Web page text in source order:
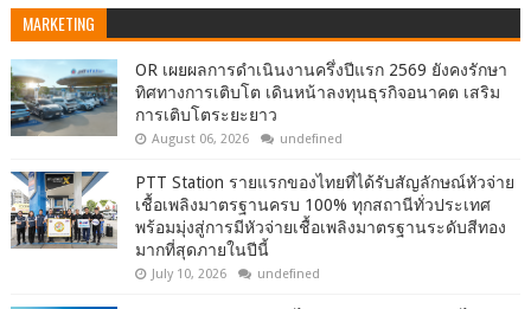
MARKETING
OR เผยผลการดำเนินงานครึ่งปีแรก 2569 ยังคงรักษา
ทิศทางการเติบโต เดินหน้าลงทุนธุรกิจอนาคต เสริม
การเติบโตระยะยาว
August 06, 2026 undefined
PTT Station รายแรกของไทยที่ได้รับสัญลักษณ์หัวจ่าย
เชื้อเพลิงมาตรฐานครบ 100% ทุกสถานีทั่วประเทศ
พร้อมมุ่งสู่การมีหัวจ่ายเชื้อเพลิงมาตรฐานระดับสีทอง
มากที่สุดภายในปีนี้
July 10, 2026 undefined